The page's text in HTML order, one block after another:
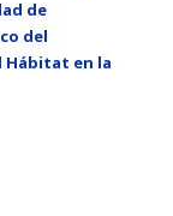
de
del
Hábitat en la